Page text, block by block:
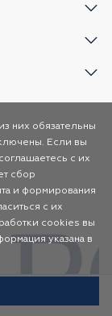
них обязательны
Если вы
с их
сбор
и формирования
с их
cookies вы
указана в